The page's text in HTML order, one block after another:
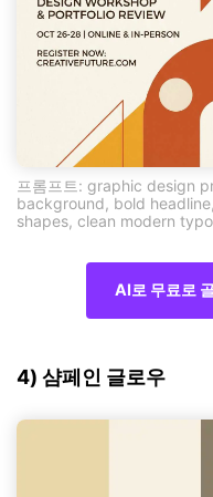
프롬프트: graphic design
background, bold
shapes, clean modern
AI로 무료로
4) 샴페인 글로우